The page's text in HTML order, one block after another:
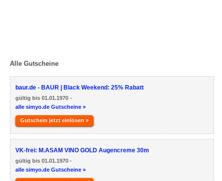
Alle Gutscheine
baur.de - BAUR | Black Weekend: 25% Rabatt
gültig bis 01.01.1970 -
alle simyo.de Gutscheine »
Gutschein jetzt einlösen »
VK-frei: M.ASAM VINO GOLD Augencreme 30m
gültig bis 01.01.1970 -
alle simyo.de Gutscheine »